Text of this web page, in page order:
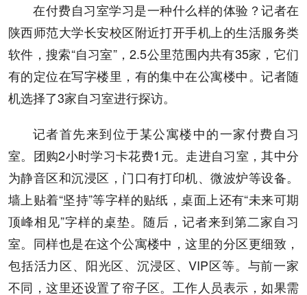
在付费自习室学习是一种什么样的体验？记者在
陕西师范大学长安校区附近打开手机上的生活服务类
软件，搜索“自习室”，2.5公里范围内共有35家，它们
有的定位在写字楼里，有的集中在公寓楼中。记者随
机选择了3家自习室进行探访。
记者首先来到位于某公寓楼中的一家付费自习
室。团购2小时学习卡花费1元。走进自习室，其中分
为静音区和沉浸区，门口有打印机、微波炉等设备。
墙上贴着“坚持”等字样的贴纸，桌面上还有“未来可期
顶峰相见”字样的桌垫。随后，记者来到第二家自习
室。同样也是在这个公寓楼中，这里的分区更细致，
包括活力区、阳光区、沉浸区、VIP区等。与前一家
不同，这里还设置了帘子区。工作人员表示，如果需